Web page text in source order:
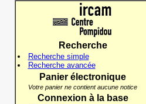
Recherche
Recherche simple
Recherche avancée
Panier électronique
Votre panier ne contient aucune notice
Connexion à la base